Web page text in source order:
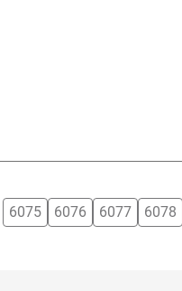
6075 6076 6077 6078